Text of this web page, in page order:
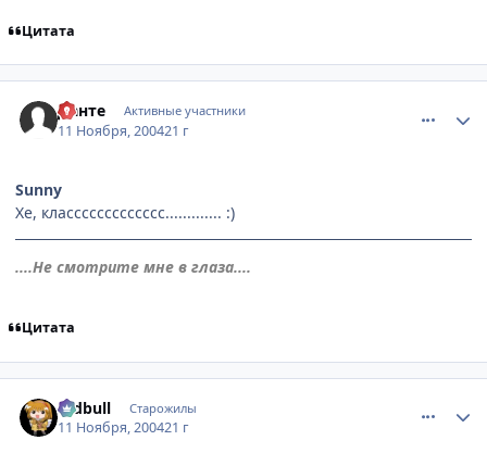
Цитата
Данте Активные участники
11 Ноября, 200421 г
Sunny
Хе, классссссссссссс............. :)
....Не смотрите мне в глаза....
Цитата
redbull Старожилы
11 Ноября, 200421 г